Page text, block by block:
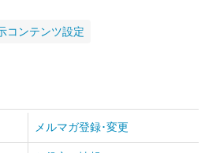
コンテンツ設定
メルマガ登録･変更